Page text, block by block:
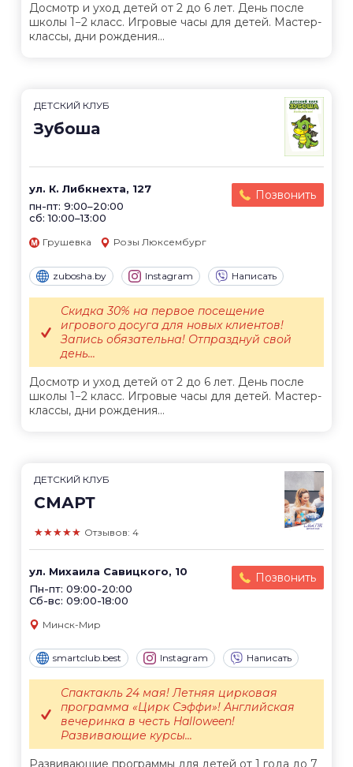
Досмотр и уход детей от 2 до 6 лет. День после
школы 1−2 класс. Игровые часы для детей. Мастер-
классы, дни рождения...
ДЕТСКИЙ КЛУБ
Зубоша
ул. К. Либкнехта, 127
пн-пт: 9:00–20:00
сб: 10:00–13:00
Позвонить
Грушевка Розы Люксембург
zubosha.by Instagram Написать
Досмотр и уход детей от 2 до 6 лет. День после
школы 1−2 класс. Игровые часы для детей. Мастер-
классы, дни рождения...
Скидка 30% на первое посещение
игрового досуга для новых клиентов!
Запись обязательна! Отпразднуй свой
день...
ДЕТСКИЙ КЛУБ
СМАРТ
★★★★★ Отзывов: 4
ул. Михаила Савицкого, 10
Пн-пт: 09:00-20:00
Сб-вс: 09:00-18:00
Позвонить
Минск-Мир
smartclub.best Instagram Написать
Развивающие программы для детей от 1 года до 7
Спактакль 24 мая! Летняя цирковая
программа «Цирк Сэффи»! Английская
вечеринка в честь Halloween!
Развивающие курсы...